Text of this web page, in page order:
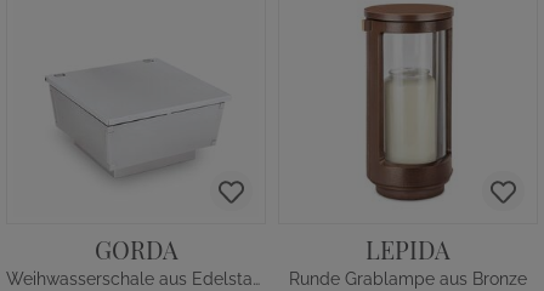
GORDA
Weihwasserschale aus Edelstahl
LEPIDA
Runde Grablampe aus Bronze